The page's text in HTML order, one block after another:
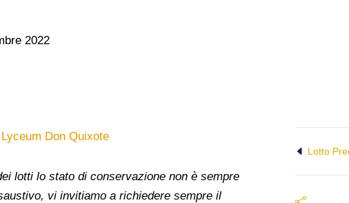
2022
lotti lo stato di conservazione non è sempre
vi invitiamo a richiedere sempre il
Lotto